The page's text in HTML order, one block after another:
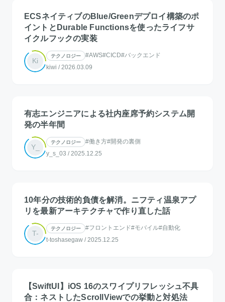
ECSネイティブのBlue/Greenデプロイ構築のポ
イントとDurable Functionsを使ったライフサ
イクルフックの実装
Ki
テクノロジー #AWS#CICD#バックエンド
kiwi / 2026.03.09
有志エンジニアによる社内座席予約システム開
発の半年間
Y_
テクノロジー #働き方#開発の裏側
y_s_03 / 2025.12.25
10年分の技術的負債を解消。ニフティ温泉アプ
リを最新アーキテクチャで作り直した話
T-
テクノロジー #フロントエンド#モバイル#自動化
t-toshasegaw / 2025.12.25
【SwiftUI】iOS 16のスワイプリフレッシュ不具
合：ネストしたScrollViewでの挙動と対処法